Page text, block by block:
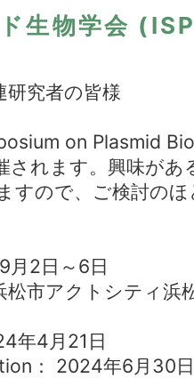
ド生物学会
研究者の皆様
on Plasmid
されます。興味があ
すので、ご検討の
月2日～6日
松市アクトシティ浜
年4月21日
： 2024年6月30